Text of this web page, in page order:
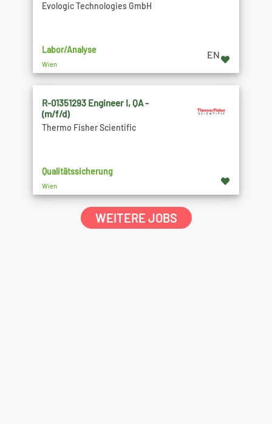
Evologic Technologies GmbH
Labor/Analyse
Wien
EN
R-01351293 Engineer I, QA -
(m/f/d)
Thermo Fisher Scientific
Qualitätssicherung
Wien
WEITERE JOBS